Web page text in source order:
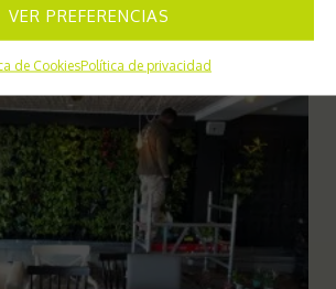
VER PREFERENCIAS
de CookiesPolítica de privacidad